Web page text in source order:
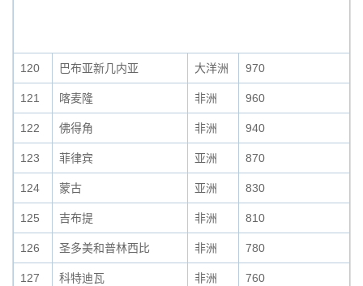
120 巴布亚新几内亚 大洋洲 970
121 喀麦隆 非洲 960
122 佛得角 非洲 940
123 菲律宾 亚洲 870
124 蒙古 亚洲 830
125 吉布提 非洲 810
126 圣多美和普林西比 非洲 780
127 科特迪瓦 非洲 760